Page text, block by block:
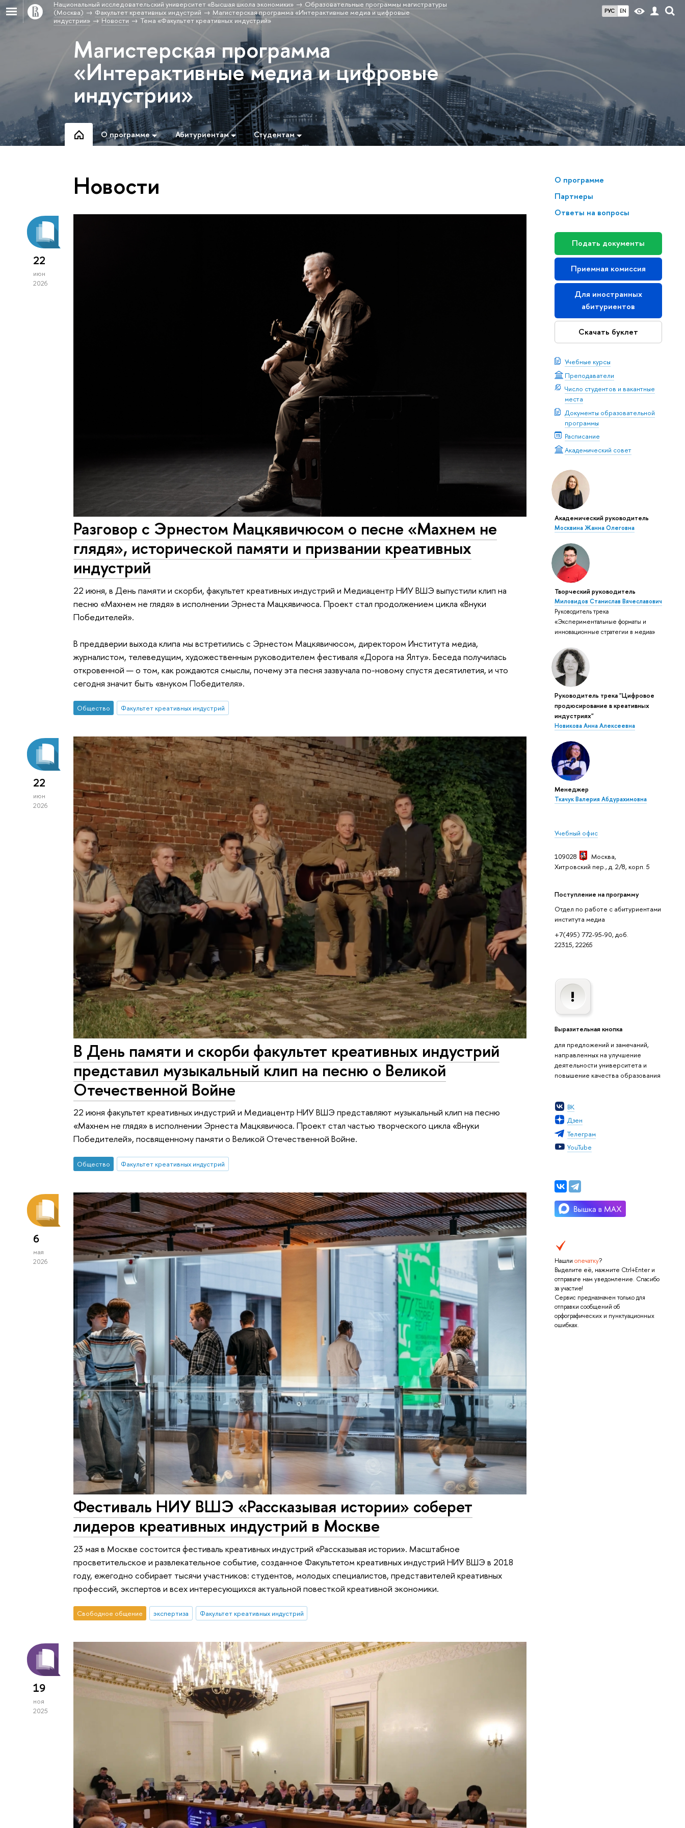
РУС EN
Национальный исследовательский университет «Высшая школа экономики»
Образовательные программы магистратуры
(Москва)
Факультет креативных индустрий
Магистерская программа «Интерактивные медиа и цифровые
индустрии»
Новости Тема «Факультет креативных индустрий»
Магистерская программа
«Интерактивные медиа и цифровые
индустрии»
О программе Абитуриентам Студентам
О программе
Партнеры
Ответы на вопросы
Подать документы
Приемная комиссия
Для иностранных
абитуриентов
Скачать буклет
Учебные курсы
Преподаватели
Число студентов и вакантные
места
Документы образовательной
программы
Расписание
Академический совет
Академический руководитель
Москвина Жанна Олеговна
Творческий руководитель
Миловидов Станислав Вячеславович
Руководитель трека
«Экспериментальные форматы и
инновационные стратегии в медиа»
Руководитель трека "Цифровое
продюсирование в креативных
индустриях"
Новикова Анна Алексеевна
Менеджер
Ткачук Валерия Абдурахимовна
Учебный офис
109028
Москва,
Хитровский пер., д. 2/8, корп. 5
Поступление на программу
Отдел по работе с абитуриентами
института медиа
+7(495) 772-95-90, доб.
22315, 22265
Выразительная кнопка
для предложений и замечаний,
направленных на улучшение
деятельности университета и
повышение качества образования
ВК
Дзен
Телеграм
YouTube
Нашли опечатку?
Выделите её, нажмите Ctrl+Enter и
отправьте нам уведомление. Спасибо
за участие!
Сервис предназначен только для
отправки сообщений об
орфографических и пунктуационных
ошибках.
Новости
22
июн
2026
Разговор с Эрнестом Мацкявичюсом о песне «Махнем не
глядя», исторической памяти и призвании креативных
индустрий
22 июня, в День памяти и скорби, факультет креативных индустрий и Медиацентр НИУ ВШЭ выпустили клип на
песню «Махнем не глядя» в исполнении Эрнеста Мацкявичюса. Проект стал продолжением цикла «Внуки
Победителей».
В преддверии выхода клипа мы встретились с Эрнестом Мацкявичюсом, директором Института медиа,
журналистом, телеведущим, художественным руководителем фестиваля «Дорога на Ялту». Беседа получилась
откровенной — о том, как рождаются смыслы, почему эта песня зазвучала по-новому спустя десятилетия, и что
сегодня значит быть «внуком Победителя».
Общество Факультет креативных индустрий
22
июн
2026
В День памяти и скорби факультет креативных индустрий
представил музыкальный клип на песню о Великой
Отечественной Войне
22 июня факультет креативных индустрий и Медиацентр НИУ ВШЭ представляют музыкальный клип на песню
«Махнем не глядя» в исполнении Эрнеста Мацкявичюса. Проект стал частью творческого цикла «Внуки
Победителей», посвященному памяти о Великой Отечественной Войне.
Общество Факультет креативных индустрий
6
мая
2026
Фестиваль НИУ ВШЭ «Рассказывая истории» соберет
лидеров креативных индустрий в Москве
23 мая в Москве состоится фестиваль креативных индустрий «Рассказывая истории». Масштабное
просветительское и развлекательное событие, созданное Факультетом креативных индустрий НИУ ВШЭ в 2018
году, ежегодно собирает тысячи участников: студентов, молодых специалистов, представителей креативных
профессий, экспертов и всех интересующихся актуальной повесткой креативной экономики.
Свободное общение экспертиза Факультет креативных индустрий
19
ноя
2025